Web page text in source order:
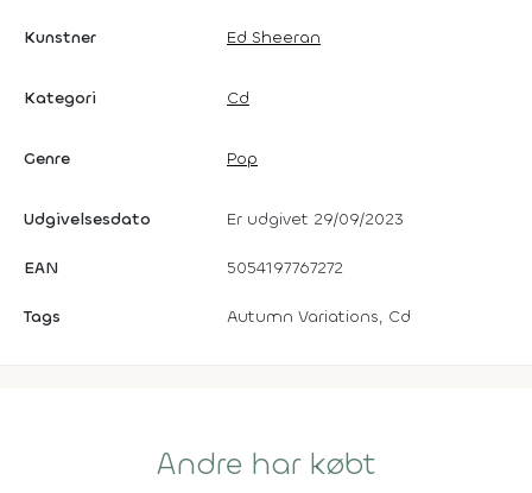
Kunstner Ed Sheeran
Kategori Cd
Genre Pop
Udgivelsesdato Er udgivet 29/09/2023
EAN 5054197767272
Tags Autumn Variations, Cd
Andre har købt